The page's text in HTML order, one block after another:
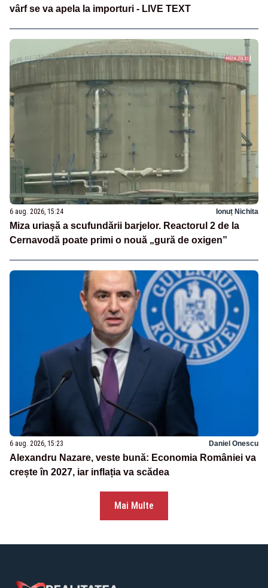
vârf se va apela la importuri - LIVE TEXT
6 aug. 2026, 15:24 Ionuț Nichita
Miza uriașă a scufundării barjelor. Reactorul 2 de la
Cernavodă poate primi o nouă „gură de oxigen”
6 aug. 2026, 15:23 Daniel Onescu
Alexandru Nazare, veste bună: Economia României va
crește în 2027, iar inflația va scădea
Mai Multe